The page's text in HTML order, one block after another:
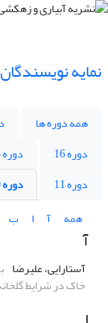
نمایه نویسندگان
همه دوره ها
دوره 16
دوره 15
دوره 11
دوره 10
همه
آ ا ب
آ
آستارایی، علیرضا
خاک در شرایط